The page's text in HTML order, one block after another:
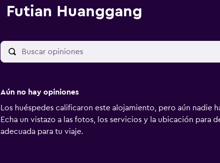
Futian Huanggang
Aún no hay opiniones
Los huéspedes calificaron este alojamiento, pero aún nadie
Echa un vistazo a las fotos, los servicios y la ubicación para
adecuada para tu viaje.